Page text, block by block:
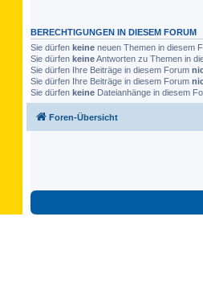
BERECHTIGUNGEN IN DIESEM FORUM
Sie dürfen keine neuen Themen in diesem
Sie dürfen keineAntworten zu Themen in
Sie dürfen Ihre Beiträge in diesem Forum
Sie dürfen Ihre Beiträge in diesem Forum
Sie dürfen keine Dateianhänge in diesem
Foren-Übersicht